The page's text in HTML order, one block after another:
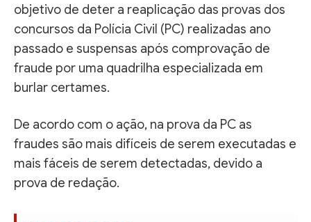
objetivo de deter a reaplicação das provas dos
concursos da Polícia Civil (PC) realizadas ano
passado e suspensas após comprovação de
fraude por uma quadrilha especializada em
burlar certames.
De acordo com o ação, na prova da PC as
fraudes são mais difíceis de serem executadas e
mais fáceis de serem detectadas, devido a
prova de redação.